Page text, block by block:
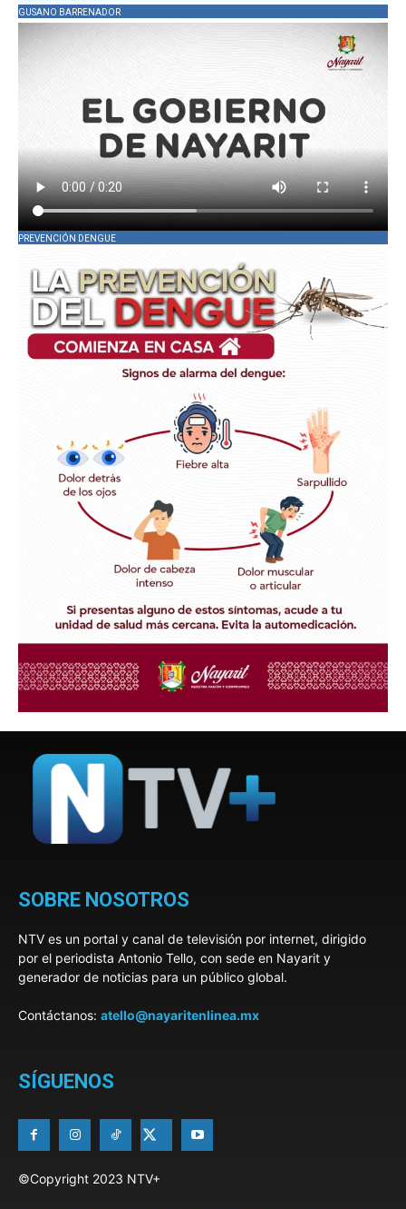
GUSANO BARRENADOR
PREVENCIÓN DENGUE
SOBRE NOSOTROS
NTV es un portal y canal de televisión por internet, dirigido
por el periodista Antonio Tello, con sede en Nayarit y
generador de noticias para un público global.
Contáctanos: atello@nayaritenlinea.mx
SÍGUENOS
©Copyright 2023 NTV+